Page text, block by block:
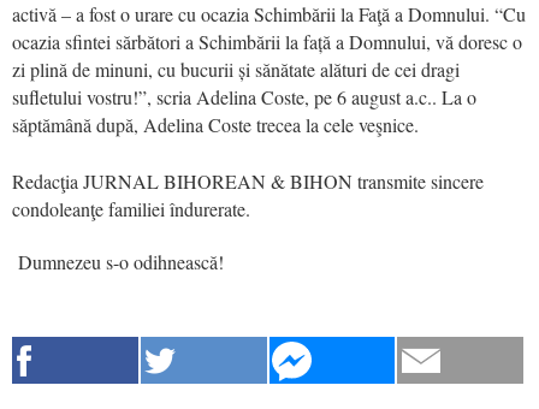
activă – a fost o urare cu ocazia Schimbării la Faţă a Domnului. “Cu
ocazia sfintei sărbători a Schimbării la față a Domnului, vă doresc o
zi plină de minuni, cu bucurii și sănătate alături de cei dragi
sufletului vostru!”, scria Adelina Coste, pe 6 august a.c.. La o
săptămână după, Adelina Coste trecea la cele veşnice.
Redacţia JURNAL BIHOREAN & BIHON transmite sincere
condoleanţe familiei îndurerate.
Dumnezeu s-o odihnească!